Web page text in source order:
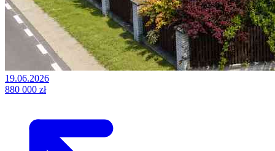
19.06.2026
880 000 zł